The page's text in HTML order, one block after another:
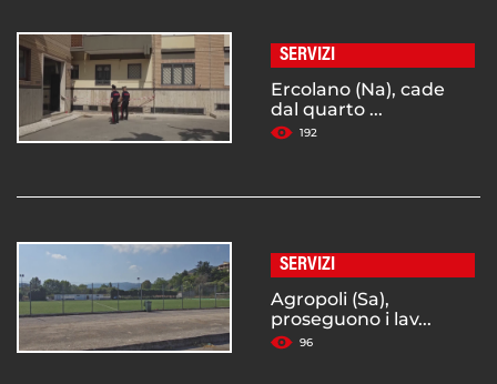
SERVIZI
Ercolano (Na), cade
dal quarto ...
192
SERVIZI
Agropoli (Sa),
proseguono i lav...
96